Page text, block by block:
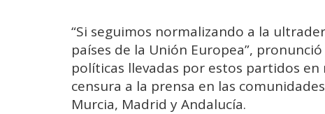
“Si seguimos normalizando a la
países de la Unión Europea”,
políticas llevadas por estos partidos
censura a la prensa en las
Murcia, Madrid y Andalucía.